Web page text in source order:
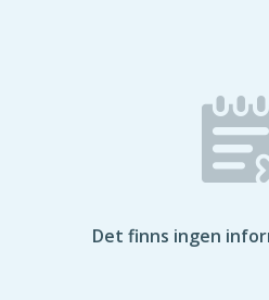
Det finns ingen